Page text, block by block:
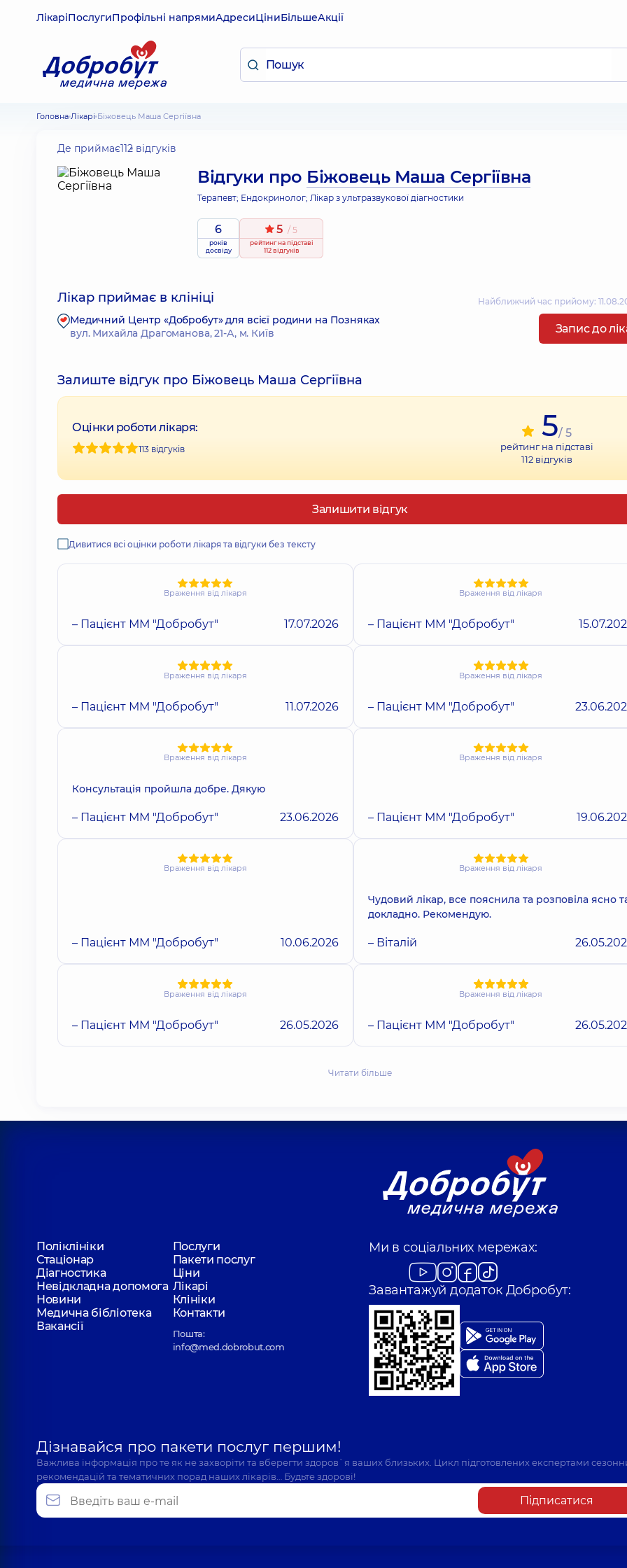
ЛікаріПослугиПрофільні напрямиАдресиЦіниБільшеАкції
Головна Лікарі Біжовець Маша Сергіївна
Де приймає112 відгуків
Відгуки про Біжовець Маша Сергіївна
Терапевт; Ендокринолог; Лікар з ультразвукової діагностики
6
років
досвіду
5 / 5
рейтингна підставі
112 відгуків
Лікар приймає в клініці Найближчий час прийому:
Медичний Центр «Добробут» для всієї родини на Позняках
вул. Михайла Драгоманова, 21-А, м. Київ
Запис до
Залиште відгук про Біжовець Маша Сергіївна
Оцінки роботи лікаря:
113 відгуків
5/ 5
рейтинг на підставі
112відгуків
Залишити відгук
Дивитися всі оцінки роботи лікаря та відгуки без тексту
Враження від лікаря
– Пацієнт ММ "Добробут" 17.07.2026
Враження від лікаря
– Пацієнт ММ "Добробут"
Враження від лікаря
– Пацієнт ММ "Добробут" 11.07.2026
Враження від лікаря
– Пацієнт ММ "Добробут"
Враження від лікаря
Консультація пройшла добре. Дякую
– Пацієнт ММ "Добробут" 23.06.2026
Враження від лікаря
– Пацієнт ММ "Добробут"
Враження від лікаря
– Пацієнт ММ "Добробут" 10.06.2026
Враження від лікаря
Чудовий лікар, все пояснила та розповіла ясно
докладно. Рекомендую.
– Віталій
Враження від лікаря
– Пацієнт ММ "Добробут" 26.05.2026
Враження від лікаря
– Пацієнт ММ "Добробут"
Читати більше
Поліклініки
Послуги
Стаціонар
Пакети послуг
Діагностика
Ціни
Невідкладна допомога Лікарі
Новини
Клініки
Медична бібліотека
Контакти
Вакансії
Пошта:
info@med.dobrobut.com
Ми в соціальних мережах:
Завантажуй додаток Добробут:
Дізнавайся про пакети послуг першим!
Важлива інформація про те як не захворіти та вберегти здоров`я ваших близьких. Цикл підготовлених експертами
рекомендацій та тематичних порад наших лікарів… Будьте здорові!
Підписатися